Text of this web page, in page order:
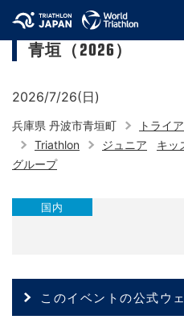
みんなのチャレン
青垣（2026）
2026/7/26(日)
兵庫県 丹波市青垣町 トライ
Triathlon
ジュニア キッ
グループ
国内
このイベントの公式ウ